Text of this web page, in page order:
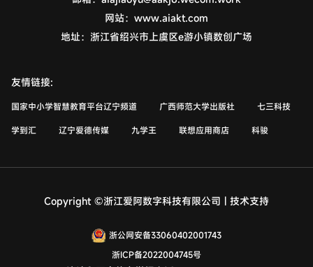
网站： www.aiakt.com
地址： 浙江省绍兴市上虞区e游小镇数创广场
友情链接:
国家中小学智慧教育平台辽宁频道 广西师范大学出版社 七三科技
学到汇 辽宁爱德传媒 九学王 联想应用商店 科骏
Copyright ©浙江爱阿数字科技有限公司 | 技术支持
浙公网安备33060402001743
浙ICP备2022004745号